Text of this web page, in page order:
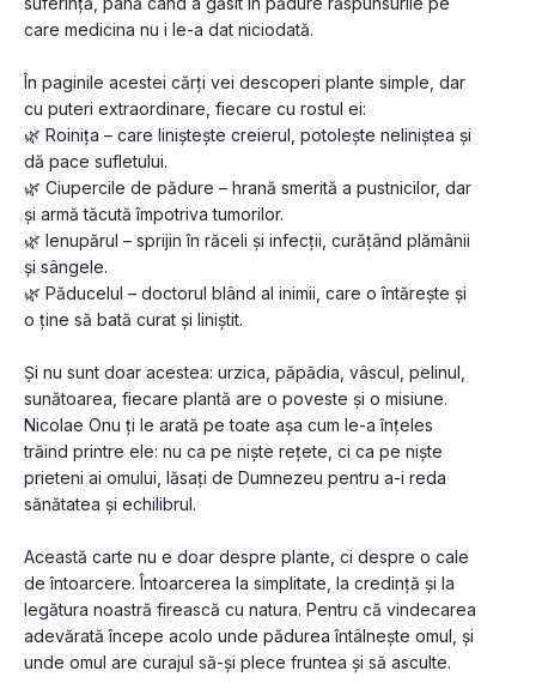
care medicina nu i le-a dat niciodată.
În paginile acestei cărți vei descoperi plante simple, dar
cu puteri extraordinare, fiecare cu rostul ei:
🌿 Roinița – care liniștește creierul, potolește neliniștea și
dă pace sufletului.
🌿 Ciupercile de pădure – hrană smerită a pustnicilor, dar
și armă tăcută împotriva tumorilor.
🌿 Ienupărul – sprijin în răceli și infecții, curățând plămânii
și sângele.
🌿 Păducelul – doctorul blând al inimii, care o întărește și
o ține să bată curat și liniștit.
Și nu sunt doar acestea: urzica, păpădia, vâscul, pelinul,
sunătoarea, fiecare plantă are o poveste și o misiune.
Nicolae Onu ți le arată pe toate așa cum le-a înțeles
trăind printre ele: nu ca pe niște rețete, ci ca pe niște
prieteni ai omului, lăsați de Dumnezeu pentru a-i reda
sănătatea și echilibrul.
Această carte nu e doar despre plante, ci despre o cale
de întoarcere. Întoarcerea la simplitate, la credință și la
legătura noastră firească cu natura. Pentru că vindecarea
adevărată începe acolo unde pădurea întâlnește omul, și
unde omul are curajul să-și plece fruntea și să asculte.